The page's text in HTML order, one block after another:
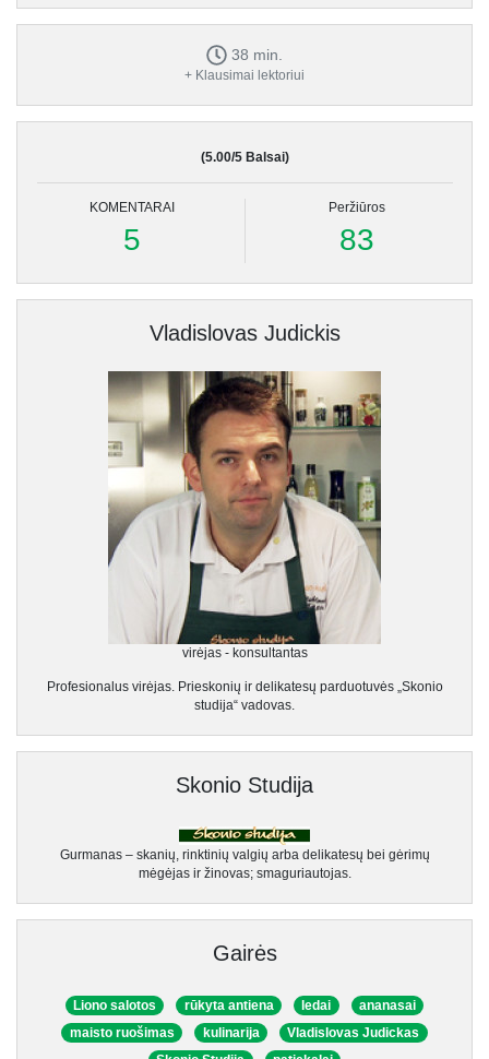
38 min.
+ Klausimai lektoriui
(5.00/5 Balsai)
KOMENTARAI
5
Peržiūros
83
Vladislovas Judickis
virėjas - konsultantas
Profesionalus virėjas. Prieskonių ir delikatesų parduotuvės „Skonio
studija“ vadovas.
Skonio Studija
Gurmanas – skanių, rinktinių valgių arba delikatesų bei gėrimų
mėgėjas ir žinovas; smaguriautojas.
Gairės
Liono salotos rūkyta antiena ledai
ananasai
maisto ruošimas
kulinarija
Vladislovas Judickas